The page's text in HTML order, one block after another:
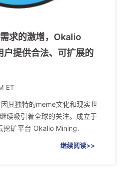
求的激增，Okalio
提供合法、可扩展的
ET
其独特的meme文化和现实世
续吸引着全球的关注。成立于
挖矿平台 Okalio Mining.
继续阅读>>